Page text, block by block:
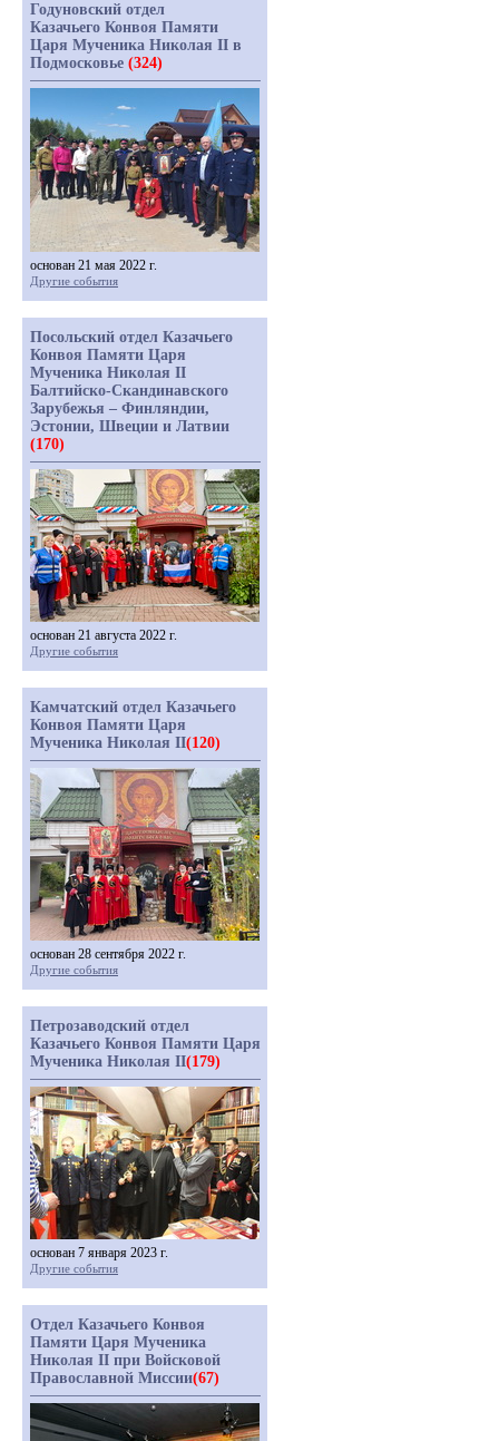
Годуновский отдел
Казачьего Конвоя Памяти
Царя Мученика Николая II в
Подмосковье (324)
основан 21 мая 2022 г.
Другие события
Посольский отдел Казачьего
Конвоя Памяти Царя
Мученика Николая II
Балтийско-Скандинавского
Зарубежья – Финляндии,
Эстонии, Швеции и Латвии
(170)
основан 21 августа 2022 г.
Другие события
Камчатский отдел Казачьего
Конвоя Памяти Царя
Мученика Николая II(120)
основан 28 сентября 2022 г.
Другие события
Петрозаводский отдел
Казачьего Конвоя Памяти Царя
Мученика Николая II(179)
основан 7 января 2023 г.
Другие события
Отдел Казачьего Конвоя
Памяти Царя Мученика
Николая II при Войсковой
Православной Миссии(67)